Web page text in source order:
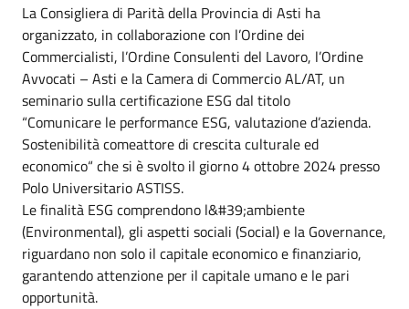
La Consigliera di Parità della Provincia di Asti ha
organizzato, in collaborazione con l’Ordine dei
Commercialisti, l’Ordine Consulenti del Lavoro, l’Ordine
Avvocati – Asti e la Camera di Commercio AL/AT, un
seminario sulla certificazione ESG dal titolo
“Comunicare le performance ESG, valutazione d’azienda.
Sostenibilità comeattore di crescita culturale ed
economico“ che si è svolto il giorno 4 ottobre 2024 presso
Polo Universitario ASTISS.
Le finalità ESG comprendono l&#39;ambiente
(Environmental), gli aspetti sociali (Social) e la Governance,
riguardano non solo il capitale economico e finanziario,
garantendo attenzione per il capitale umano e le pari
opportunità.